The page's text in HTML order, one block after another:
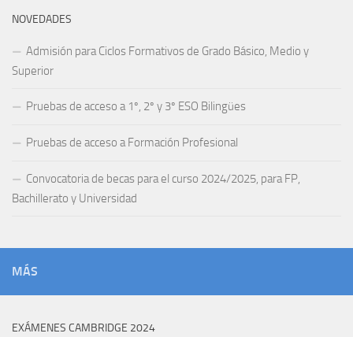
NOVEDADES
Admisión para Ciclos Formativos de Grado Básico, Medio y
Superior
Pruebas de acceso a 1º, 2º y 3º ESO Bilingües
Pruebas de acceso a Formación Profesional
Convocatoria de becas para el curso 2024/2025, para FP,
Bachillerato y Universidad
MÁS
EXÁMENES CAMBRIDGE 2024